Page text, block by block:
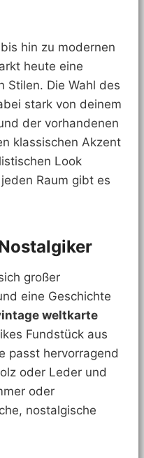
hin zu modernen
heute eine
Stilen. Die Wahl des
stark von deinem
der vorhandenen
klassischen Akzent
Look
Raum gibt es
großer
eine Geschichte
weltkarte
Fundstück aus
passt hervorragend
oder Leder und
oder
nostalgische